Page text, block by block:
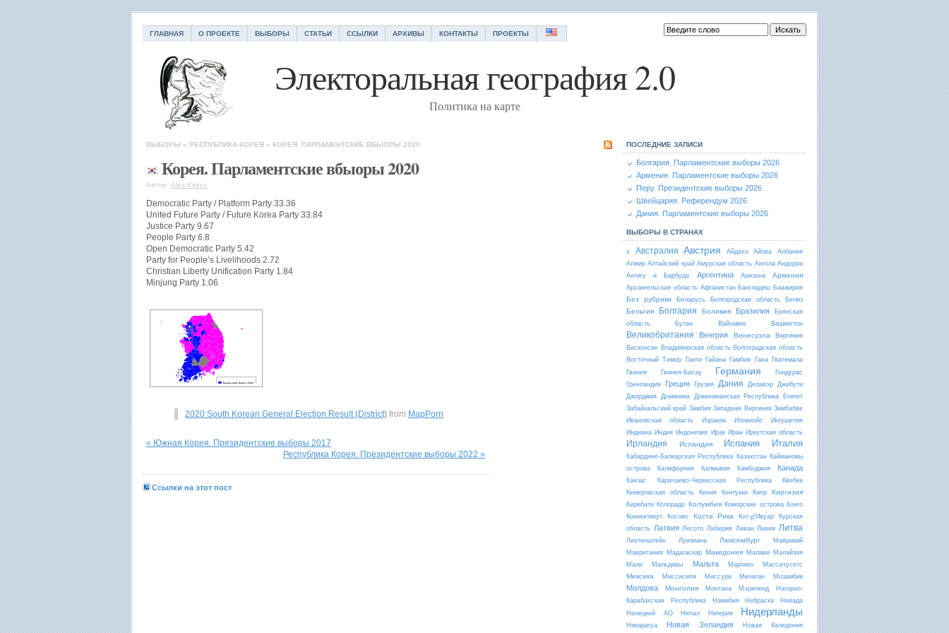
ГЛАВНАЯ О ПРОЕКТЕ ВЫБОРЫ СТАТЬИ ССЫЛКИ АРХИВЫ КОНТАКТЫ ПРОЕКТЫ
Электоральная география 2.0
Политика на карте
ВЫБОРЫ » РЕСПУБЛИКА КОРЕЯ » КОРЕЯ. ПАРЛАМЕНТСКИЕ ВБЫОРЫ 2020
Корея. Парламентские вбыоры 2020
Автор: Alex Kireev
Democratic Party / Platform Party 33.36
United Future Party / Future Korea Party 33.84
Justice Party 9.67
People Party 6.8
Open Democratic Party 5.42
Party for People’s Livelihoods 2.72
Christian Liberty Unification Party 1.84
Minjung Party 1.06
2020 South Korean General Election Result (District) from MapPorn
« Южная Корея. Президентские выборы 2017
Республика Корея. Президентские выборы 2022 »
Ссылки на этот пост
ПОСЛЕДНИЕ ЗАПИСИ
Болгария. Парламентские выборы 2026
Армения. Парламентские выборы 2026
Перу. Президентские выборы 2026
Швейцария. Референдум 2026
Дания. Парламентские выборы 2026
ВЫБОРЫ В СТРАНАХ
s Австралия Австрия Айдахо Айова
Албания
Алжир Алтайский край Амурская область Ангола Андорра
Антигу и Барбуда
Аргентина Аризона Армения
Архангельская область Афганистан Бангладеш Башкирия
Без рубрики Беларусь Белгородская область Белиз
Бельгия Болгария Боливия Бразилия
Брянская
область
Бутан Вайоминг Вашингтон
Великобритания Венгрия Венесуэла
Виргиния
Висконсин Владимирская область Волгоградская область
Восточный Тимор
Гаити Гайана Гамбия Гана
Гватемала
Гвинея
Гвинея-Бисау Германия
Гондурас
Гренландия
Греция Грузия Дания Делавэр Джибути
Джорджия Доминика Доминиканская Республика
Египет
Забайкальский край Замбия Западная Виргиния Зимбабве
Ивановская область
Израиль Иллинойс
Ингушетия
Индиана Индия Индонезия Ирак Иран Иркутская область
Ирландия Исландия Испания Италия
Кабардино-Балкарская Республика Казахстан Каймановы
острова
Калифорния Калмыкия Камбоджия Канада
Канзас Карачаево-Черкесская Республика
Квебек
Кемеровская область
Кения Кентукки Кипр Киргизия
Кирибати Колорадо Колумбия Коморские острова Конго
Коннектикут
Косово Коста Рика Кот-д'Ивуар
Курская
область Латвия Лесото Либерия Ливан Ливия Литва
Лихтенштейн Луизиана Люксембург
Маврикий
Мавритания Мадагаскар Македония Малави Малайзия
Мали
Мальдивы Мальта Марокко Массачусетс
Мексика Миссисипи Миссури Мичиган Мозамбик
Молдова Монголия Монтана Мэриленд
Нагорно-
Карабахская Республика
Намибия Небраска
Невада
Ненецкий АО
Непал Нигерия Нидерланды
Никарагуа Новая Зеландия Новая Каледония